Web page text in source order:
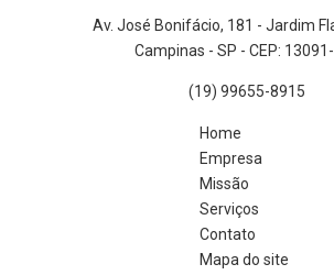
Av. José Bonifácio, 181 - Jardim
Campinas - SP - CEP:
(19) 99655-8915
Home
Empresa
Missão
Serviços
Contato
Mapa do site